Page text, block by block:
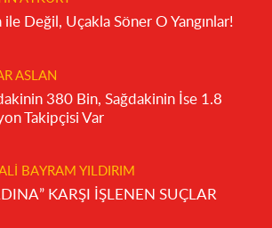
ile Değil, Uçakla Söner O Yangınlar!
ASLAN
380 Bin, Sağdakinin İse 1.8
Takipçisi Var
BAYRAM YILDIRIM
KARŞI İŞLENEN SUÇLAR